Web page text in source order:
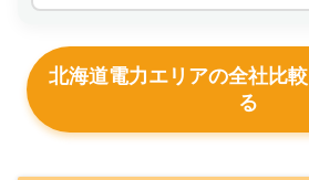
北海道電力エリアの全社比
る